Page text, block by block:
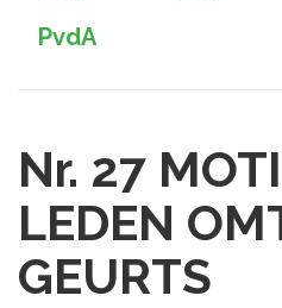
PvdA
Nr. 27
LEDEN
GEURTS